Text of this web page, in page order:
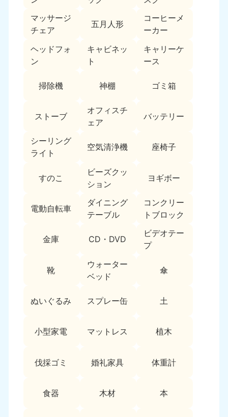
マッサージ
チェア
五月人形
コーヒーメ
ーカー
ヘッドフォ
ン
キャビネッ
ト
キャリーケ
ース
掃除機 神棚 ゴミ箱
ストーブ
オフィスチ
ェア
バッテリー
シーリング
ライト
空気清浄機 座椅子
すのこ
ビーズクッ
ション
ヨギボー
電動自転車
ダイニング
テーブル
コンクリー
トブロック
金庫 CD・DVD
ビデオテー
プ
靴
ウォーター
ベッド
傘
ぬいぐるみ スプレー缶 土
小型家電 マットレス 植木
伐採ゴミ 婚礼家具 体重計
食器 木材 本
福島県
050-1881-5271
関東
050-1881-5265 050-1881-5264
050-1881-5268
9:00〜19:00 年中無休 9:00〜19:00 年中無休
050-1881-5270
9:00〜19:00 年中無休
050-1881-5269
群馬県
9:00〜19:00 年中無休
愛知県
9:00〜19:00 年中無休
岐阜県
9:00〜19:00 年中無休
050-1881-5256 050-1881-5260
福井県
9:00〜19:00 年中無休
石川県
9:00〜19:00 年中無休